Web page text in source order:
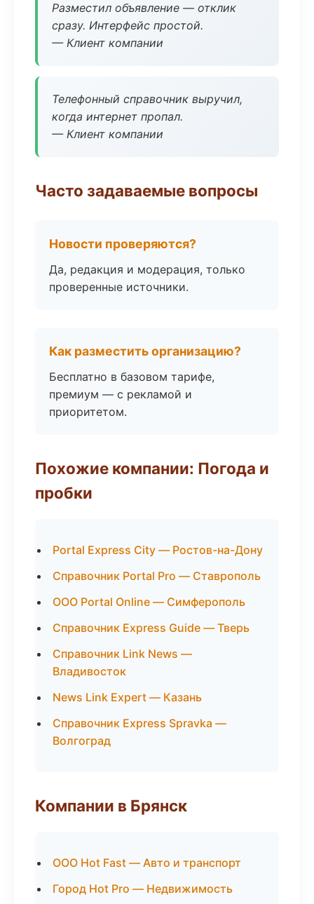
Разместил объявление — отклик
сразу. Интерфейс простой.
— Клиент компании
Телефонный справочник выручил,
когда интернет пропал.
— Клиент компании
Часто задаваемые вопросы
Новости проверяются?
Да, редакция и модерация, только
проверенные источники.
Как разместить организацию?
Бесплатно в базовом тарифе,
премиум — с рекламой и
приоритетом.
Похожие компании: Погода и
пробки
Portal Express City — Ростов-на-Дону
Справочник Portal Pro — Ставрополь
ООО Portal Online — Симферополь
Справочник Express Guide — Тверь
Справочник Link News —
Владивосток
News Link Expert — Казань
Справочник Express Spravka —
Волгоград
Компании в Брянск
ООО Hot Fast — Авто и транспорт
Город Hot Pro — Недвижимость